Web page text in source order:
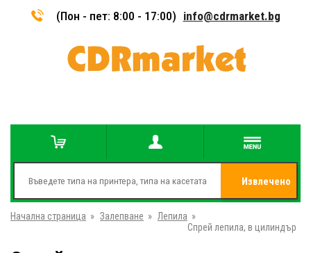
(Пон - пет: 8:00 - 17:00) info@cdrmarket.bg
Извлечено
Начална страница » Залепване » Лепила »
Спрей лепила, в цилиндър